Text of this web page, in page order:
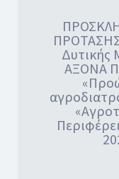
Δυτικής
ΑΞΟΝΑ